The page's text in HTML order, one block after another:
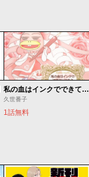
私の血はインクでできているのよ
久世番子
1話無料